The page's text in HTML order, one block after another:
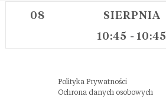
08 SIERPNIA
10:45 -10:45
Polityka Prywatności
Ochrona danych osobowych